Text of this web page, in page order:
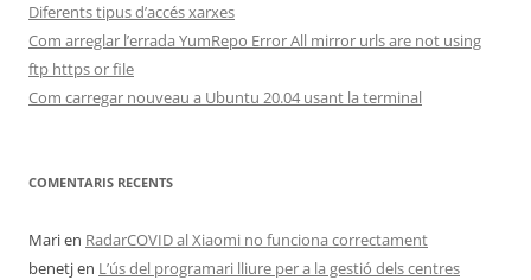
Diferents tipus d’accés xarxes
Com arreglar l’errada YumRepo Error All mirror urls are not using
ftp https or file
Com carregar nouveau a Ubuntu 20.04 usant la terminal
COMENTARIS RECENTS
Marien RadarCOVID al Xiaomi no funciona correctament
benetjen L’ús del programari lliure per a la gestió dels centres